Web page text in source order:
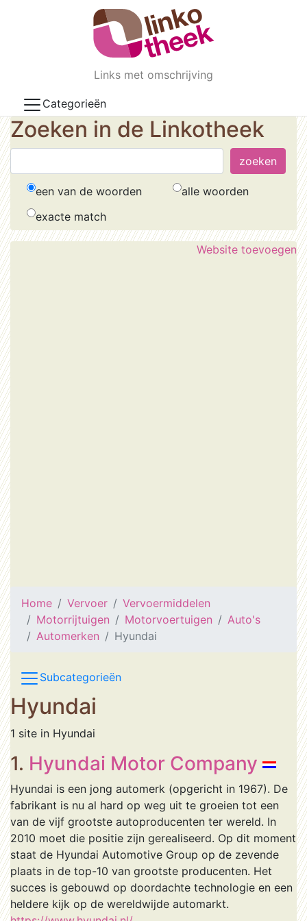
Skip to main content
Links met omschrijving
Categorieën
Zoeken in de Linkotheek
een van de woorden
alle woorden
exacte match
Website toevoegen
Home Vervoer
Vervoermiddelen
Motorrijtuigen
Motorvoertuigen
Auto's
Automerken
Hyundai
Subcategorieën
Hyundai
1 site in Hyundai
1. Hyundai Motor Company
Hyundai is een jong automerk (opgericht in 1967). De
fabrikant is nu al hard op weg uit te groeien tot een
van de vijf grootste autoproducenten ter wereld. In
2010 moet die positie zijn gerealiseerd. Op dit moment
staat de Hyundai Automotive Group op de zevende
plaats in de top-10 van grootste producenten. Het
succes is gebouwd op doordachte technologie en een
heldere kijk op de wereldwijde automarkt.